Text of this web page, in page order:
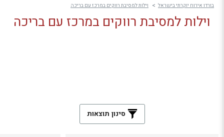
בורדו אירוח יוקרתי בישראל וילות למסיבת רווקים במרכז עם בריכה
וילות למסיבת רווקים במרכז עם בריכה
סינון תוצאות